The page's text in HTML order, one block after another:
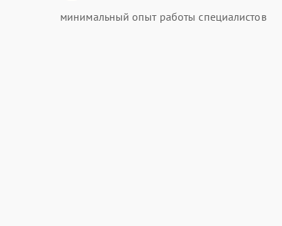
минимальный опыт работы специалистов